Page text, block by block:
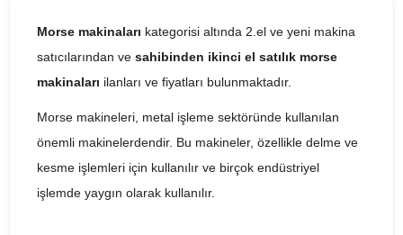
Morse makinaları kategorisi altında 2.el ve yeni makina
satıcılarından ve sahibinden ikinci el satılık morse
makinaları ilanları ve fiyatları bulunmaktadır.
Morse makineleri, metal işleme sektöründe kullanılan
önemli makinelerdendir. Bu makineler, özellikle delme ve
kesme işlemleri için kullanılır ve birçok endüstriyel
işlemde yaygın olarak kullanılır.